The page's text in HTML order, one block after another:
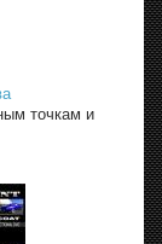
точкам и